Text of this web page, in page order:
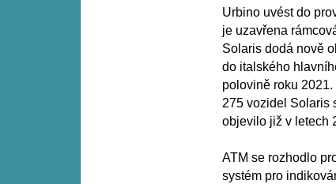
Urbino uvést do
je uzavřena
Solaris dodá nově
do italského
polovině roku
275 vozidel Solaris
objevilo již v letech
ATM se rozhodlo
systém pro